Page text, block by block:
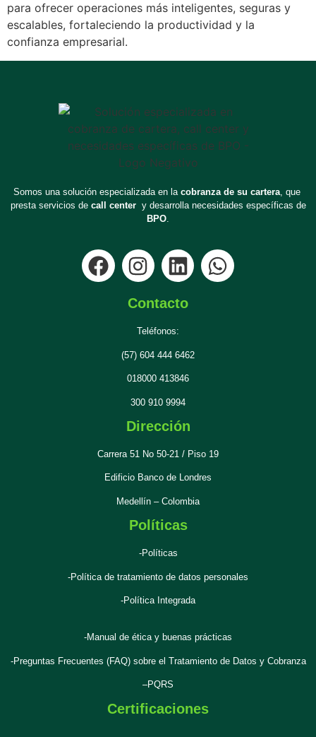
para ofrecer operaciones más inteligentes, seguras y
escalables, fortaleciendo la productividad y la
confianza empresarial.
Somos una solución especializada en la cobranza de su cartera, que
presta servicios de call centery desarrolla necesidades específicas de
BPO
Contacto
Teléfonos:
(57) 604 444 6462
018000 413846
300 910 9994
Dirección
Carrera 51 No 50-21 / Piso 19
Edificio Banco de Londres
Medellín – Colombia
Políticas
-Políticas
-Política de tratamiento de datos personales
-Política Integrada
-Manual de ética y buenas prácticas
-Preguntas Frecuentes (FAQ) sobre el Tratamiento de Datos y Cobranza
–PQRS
Certificaciones